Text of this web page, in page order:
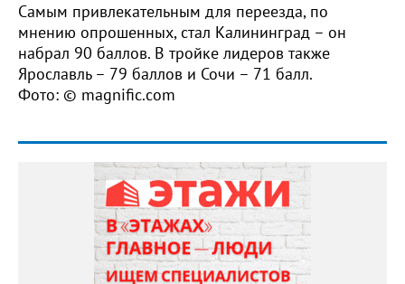
Самым привлекательным для переезда, по
мнению опрошенных, стал Калининград – он
набрал 90 баллов. В тройке лидеров также
Ярославль – 79 баллов и Сочи – 71 балл.
Фото: © magnific.com